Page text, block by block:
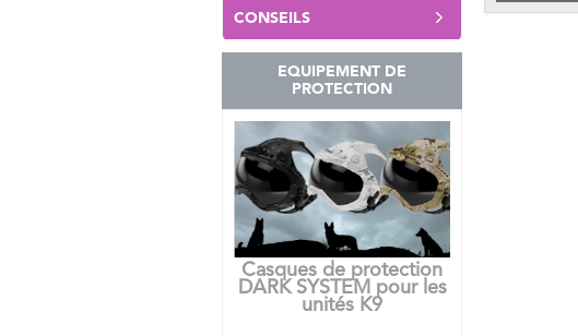
CONSEILS
EQUIPEMENT DE
PROTECTION
Casques de protection
DARK SYSTEM pour les
unités K9